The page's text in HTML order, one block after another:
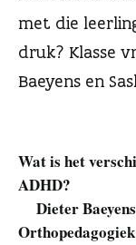
met die
druk? Klasse
Baeyens en
Wat is het
ADHD?
Dieter